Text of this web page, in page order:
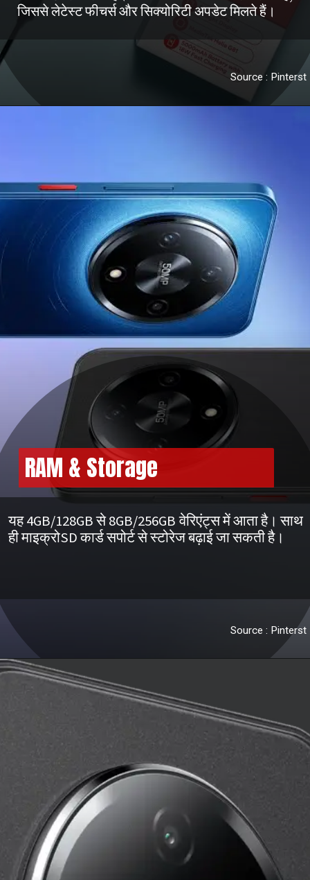
जिससे लेटेस्ट फीचर्स और सिक्योरिटी अपडेट मिलते हैं।
Source : Pinterst
RAM & Storage
यह 4GB/128GB से 8GB/256GB वेरिएंट्स में आता है। साथ
Source : Pinterst